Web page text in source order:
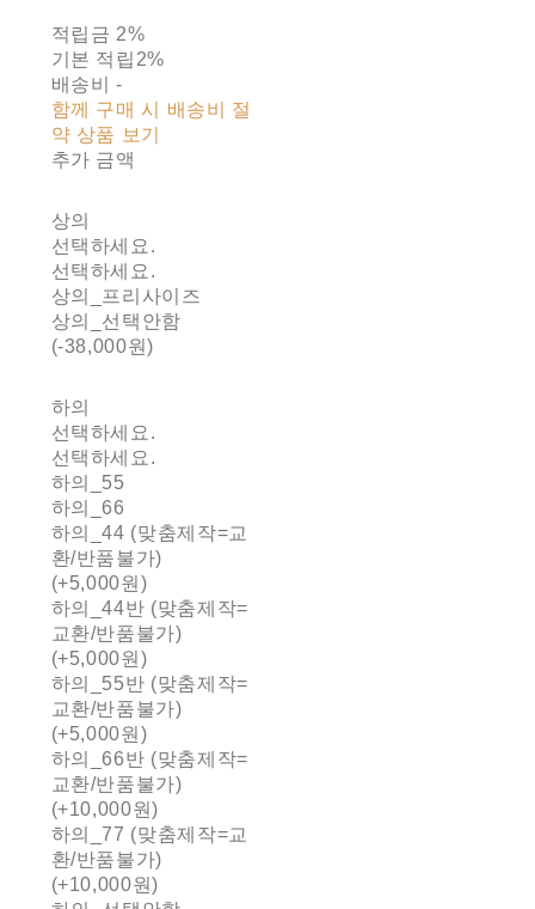
적립금 2%
기본 적립 2%
배송비-
함께 구매 시 배송비 절
약 상품 보기
추가 금액
상의
선택하세요.
선택하세요.
상의_프리사이즈
상의_선택안함
(-38,000원)
하의
선택하세요.
선택하세요.
하의_55
하의_66
하의_44 (맞춤제작=교
환/반품불가)
(+5,000원)
하의_44반 (맞춤제작=
교환/반품불가)
(+5,000원)
하의_55반 (맞춤제작=
교환/반품불가)
(+5,000원)
하의_66반 (맞춤제작=
교환/반품불가)
(+10,000원)
하의_77 (맞춤제작=교
환/반품불가)
(+10,000원)